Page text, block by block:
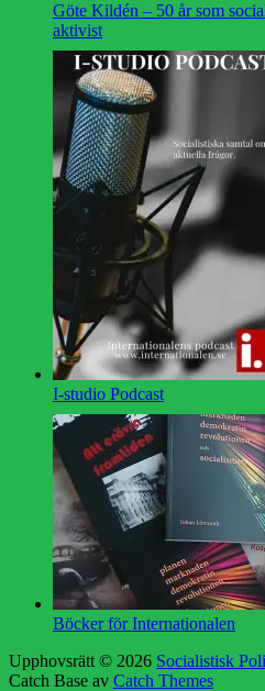
Göte Kildén – 50 år som
aktivist
I-studio Podcast
Böcker för Internationalen
Upphovsrätt © 2026 Socialistisk
Catch Base av Catch Themes